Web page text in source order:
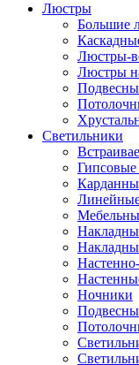
Люстры
Большие
Люстры-
Люстры
Светильники
Гипсовые
Ночники